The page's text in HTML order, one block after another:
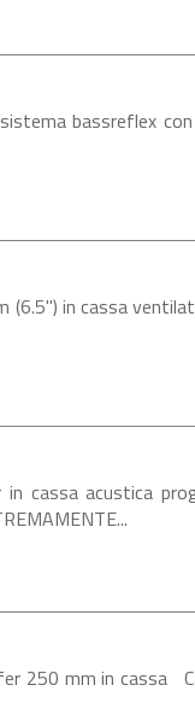
bassreflex
(6.5") in cassa
in cassa acustica
250 mm in cassa